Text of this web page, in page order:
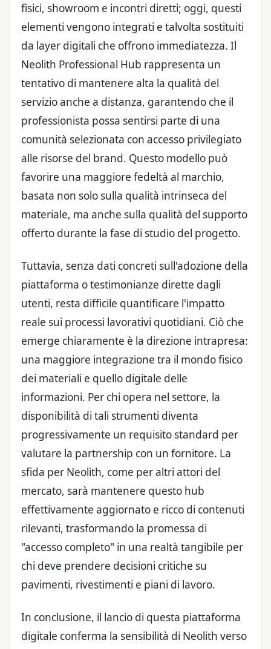
fisici, showroom e incontri diretti; oggi, questi
elementi vengono integrati e talvolta sostituiti
da layer digitali che offrono immediatezza. Il
Neolith Professional Hub rappresenta un
tentativo di mantenere alta la qualità del
servizio anche a distanza, garantendo che il
professionista possa sentirsi parte di una
comunità selezionata con accesso privilegiato
alle risorse del brand. Questo modello può
favorire una maggiore fedeltà al marchio,
basata non solo sulla qualità intrinseca del
materiale, ma anche sulla qualità del supporto
offerto durante la fase di studio del progetto.
Tuttavia, senza dati concreti sull'adozione della
piattaforma o testimonianze dirette dagli
utenti, resta difficile quantificare l'impatto
reale sui processi lavorativi quotidiani. Ciò che
emerge chiaramente è la direzione intrapresa:
una maggiore integrazione tra il mondo fisico
dei materiali e quello digitale delle
informazioni. Per chi opera nel settore, la
disponibilità di tali strumenti diventa
progressivamente un requisito standard per
valutare la partnership con un fornitore. La
sfida per Neolith, come per altri attori del
mercato, sarà mantenere questo hub
effettivamente aggiornato e ricco di contenuti
rilevanti, trasformando la promessa di
"accesso completo" in una realtà tangibile per
chi deve prendere decisioni critiche su
pavimenti, rivestimenti e piani di lavoro.
In conclusione, il lancio di questa piattaforma
digitale conferma la sensibilità di Neolith verso